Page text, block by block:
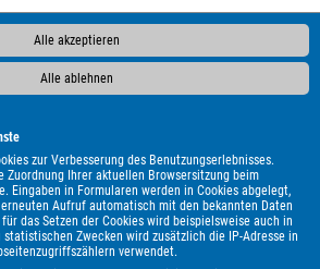
Alle akzeptieren
Alle ablehnen
zur Verbesserung des Benutzungserlebnisses.
Zuordnung Ihrer aktuellen Browsersitzung beim
Eingaben in Formularen werden in Cookies abgelegt,
Aufruf automatisch mit den bekannten Daten
das Setzen der Cookies wird beispielsweise auch in
Zwecken wird zusätzlich die IP-Adresse in
verwendet.
Aixam Alfa Romeo Audi
BMW
Bürstner CS Reisemobile
Fiat Fleurette Ford
GWM
/ HYMERCAR
Harley-Davidson
Infiniti Itineo Iveco
Jaguar
LMC Lada
Land Rover
MAN MINI Malibu